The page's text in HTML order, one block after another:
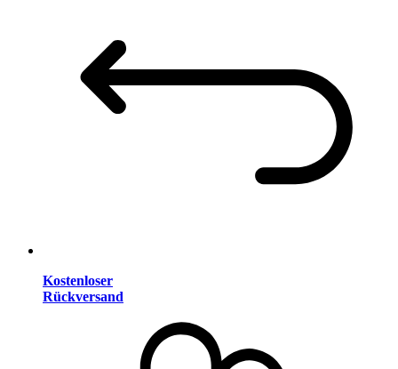
Kostenloser
Rückversand